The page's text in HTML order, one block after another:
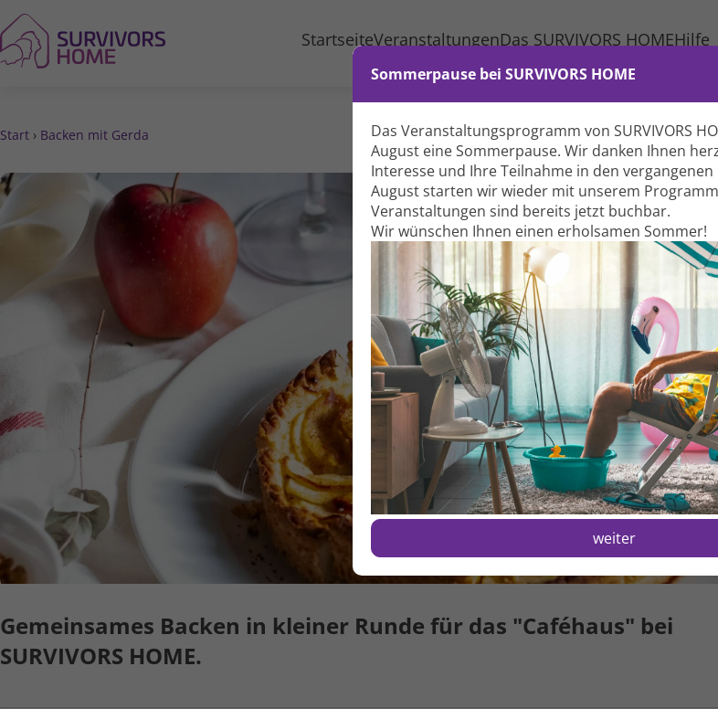
StartseiteVeranstaltungenDas SURVIVORS HOMEHilfe
Sommerpause bei SURVIVORS HOME
Das Veranstaltungs­programm von SURVIVORS
August eine Sommer­pause. Wir danken Ihnen
Interesse und Ihre Teil­nahme in den vergangenen
August starten wir wieder mit unserem
Veranstal­tungen sind bereits jetzt buchbar.
Wir wünschen Ihnen einen erholsamen Sommer!
weiter
Start › Backen mit Gerda
Gemein­sames Backen in kleiner Runde für das "Caféhaus" bei
SURVIVORS HOME.